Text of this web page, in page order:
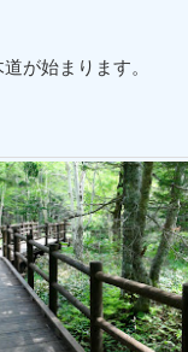
が始まります。